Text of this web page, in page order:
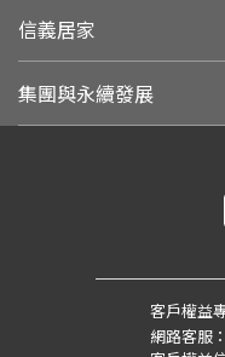
信義居家
集團與永續發展
客戶權益
網路客服：